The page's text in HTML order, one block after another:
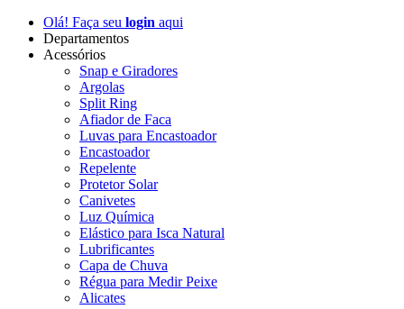
Olá! Faça seu login aqui
Departamentos
Acessórios
Snap e Giradores
Argolas
Split Ring
Afiador de Faca
Luvas para Encastoador
Encastoador
Repelente
Protetor Solar
Canivetes
Luz Química
Elástico para Isca Natural
Lubrificantes
Capa de Chuva
Régua para Medir Peixe
Alicates